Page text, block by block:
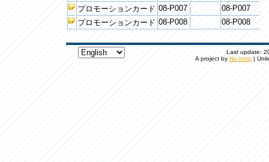
プロモーションカード 08-P007
08-P007
プロモーションカード 08-P008 08-P008
Last update:
A project byNo-Intro|